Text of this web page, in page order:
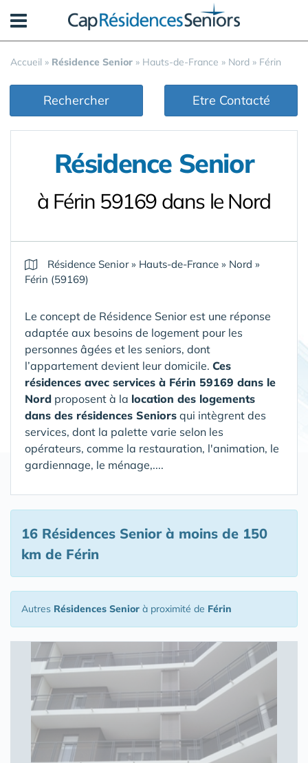
Accueil » Résidence Senior » Hauts-de-France » Nord » Férin
Rechercher Etre Contacté
Résidence Senior
à Férin 59169 dans le Nord
Résidence Senior» Hauts-de-France » Nord »
Férin (59169)
Le concept de Résidence Senior est une réponse
adaptée aux besoins de logement pour les
personnes âgées et les seniors, dont
l’appartement devient leur domicile. Ces
résidences avec services à Férin 59169 dans le
Nord proposent à la location des logements
dans des résidences Seniors qui intègrent des
services, dont la palette varie selon les
opérateurs, comme la restauration, l'animation, le
gardiennage, le ménage,....
16 Résidences Seniorà moins de 150
km de Férin
Autres Résidences Senior à proximité de Férin